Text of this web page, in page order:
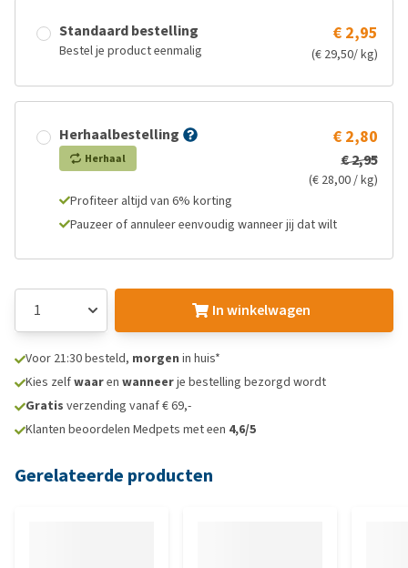
Standaard bestelling
Bestel je product eenmalig
€ 2,95
(€ 29,50/ kg)
Herhaalbestelling
Herhaal
€ 2,80
€ 2,95
(€ 28,00 / kg)
Profiteer altijd van 6% korting
Pauzeer of annuleer eenvoudig wanneer jij dat wilt
In winkelwagen
Voor 21:30 besteld, morgen in huis*
Kies zelfwaaren wanneerje bestelling bezorgd wordt
Gratis verzending vanaf € 69,-
Klanten beoordelen Medpets met een 4,6/5
Gerelateerde producten